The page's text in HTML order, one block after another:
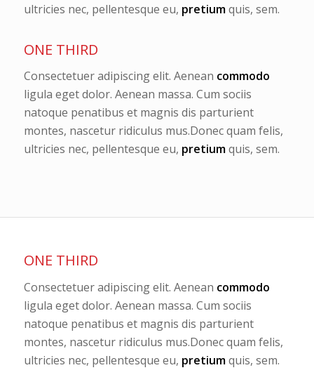
ultricies nec, pellentesque eu, pretiumquis, sem.
ONE THIRD
Consectetuer adipiscing elit. Aenean commodo
ligula eget dolor. Aenean massa. Cum sociis
natoque penatibus et magnis dis parturient
montes, nascetur ridiculus mus.Donec quam felis,
ultricies nec, pellentesque eu, pretiumquis, sem.
ONE THIRD
Consectetuer adipiscing elit. Aenean commodo
ligula eget dolor. Aenean massa. Cum sociis
natoque penatibus et magnis dis parturient
montes, nascetur ridiculus mus.Donec quam felis,
ultricies nec, pellentesque eu, pretiumquis, sem.